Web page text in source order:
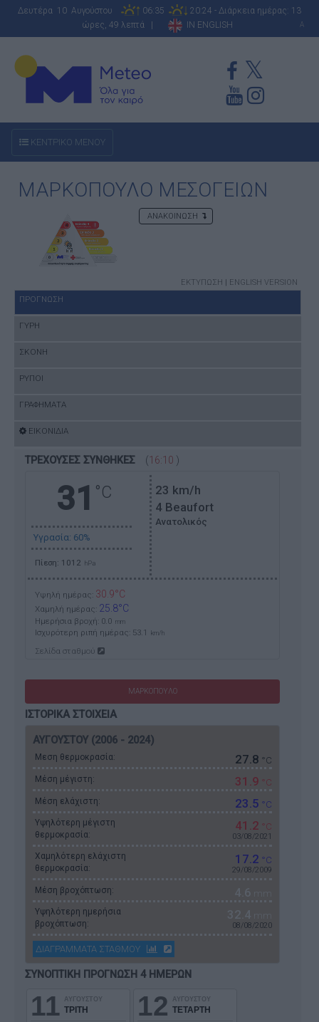
Δευτέρα 10 Αυγούστου 06:35
20:24 - Διάρκεια ημέρας: 13
ώρες, 49 λεπτά |
IN ENGLISH A
ΚΕΝΤΡΙΚΟ ΜΕΝΟΥ
ΜΑΡΚΟΠΟΥΛΟ ΜΕΣΟΓΕΙΩΝ
ΑΝΑΚΟΙΝΩΣΗ
ΕΚΤΥΠΩΣΗ | ENGLISH VERSION
ΠΡΟΓΝΩΣΗ
ΓΥΡΗ
ΣΚΟΝΗ
ΡΥΠΟΙ
ΓΡΑΦΗΜΑΤΑ
ΕΙΚΟΝΙΔΙΑ
ΤΡΕΧΟΥΣΕΣ ΣΥΝΘΗΚΕΣ (16:10 )
31 °C
Υγρασία: 60%
Πίεση: 1012 hPa
23 km/h
4 Beaufort
Ανατολικός
Υψηλή ημέρας: 30.9°C
Χαμηλή ημέρας: 25.8°C
Ημερήσια βροχή: 0.0 mm
Ισχυρότερη ριπή ημέρας: 53.1 km/h
Σελίδα σταθμού
ΜΑΡΚΟΠΟΥΛΟ
ΙΣΤΟΡΙΚΑ ΣΤΟΙΧΕΙΑ
ΑΥΓΟΥΣΤΟΥ (2006 - 2024)
Μεση θερμοκρασία: 27.8 °C
Μέση μέγιστη: 31.9 °C
Μέση ελάχιστη: 23.5 °C
Υψηλότερη μέγιστη
θερμοκρασία:
41.2 °C
03/08/2021
Χαμηλότερη ελάχιστη
θερμοκρασία:
17.2 °C
29/08/2009
Μέση βροχόπτωση: 4.6 mm
Υψηλότερη ημερήσια
βροχόπτωση:
32.4 mm
08/08/2020
ΔΙΑΓΡΑΜΜΑΤΑ ΣΤΑΘΜΟΥ
ΣΥΝΟΠΤΙΚΗ ΠΡΟΓΝΩΣΗ 4 ΗΜΕΡΩΝ
11 ΑΥΓΟΥΣΤΟΥ
ΤΡΙΤΗ 12 ΑΥΓΟΥΣΤΟΥ
ΤΕΤΑΡΤΗ